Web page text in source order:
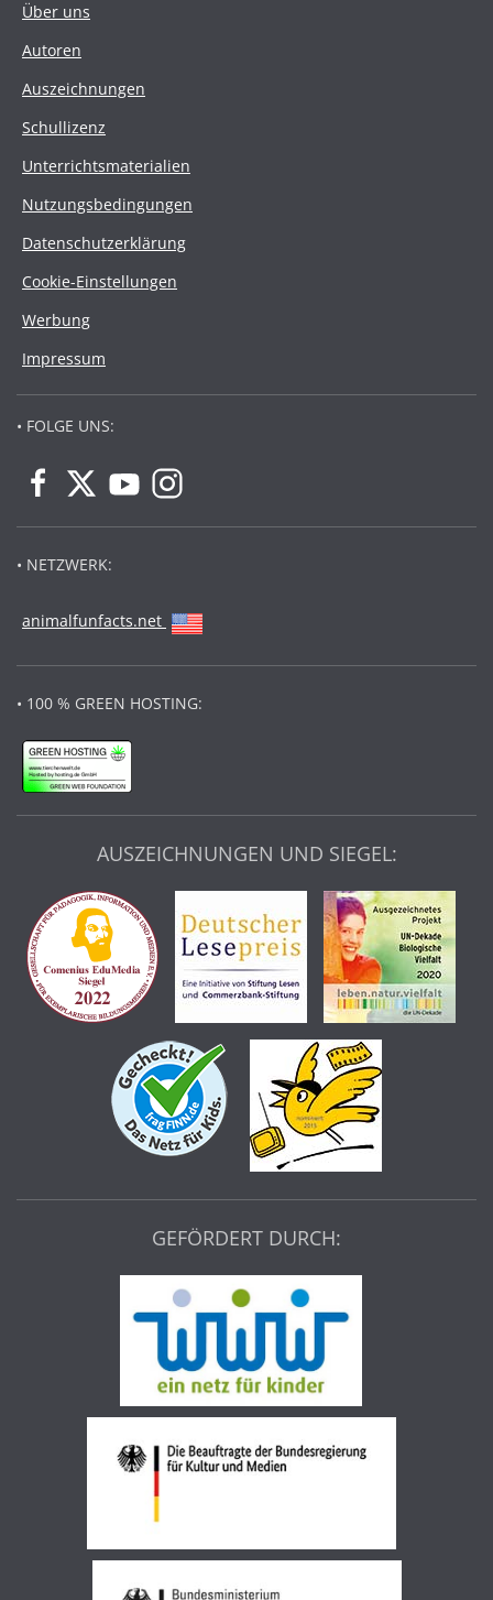
Über uns
Autoren
Auszeichnungen
Schullizenz
Unterrichtsmaterialien
Nutzungsbedingungen
Datenschutzerklärung
Cookie-Einstellungen
Werbung
Impressum
• FOLGE UNS:
• NETZWERK:
animalfunfacts.net
• 100 % GREEN HOSTING:
AUSZEICHNUNGEN UND SIEGEL:
GEFÖRDERT DURCH: